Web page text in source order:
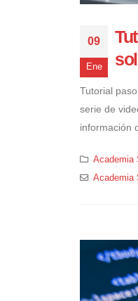
09
Ene
Tutorial
serie de
información
Academia
Academia